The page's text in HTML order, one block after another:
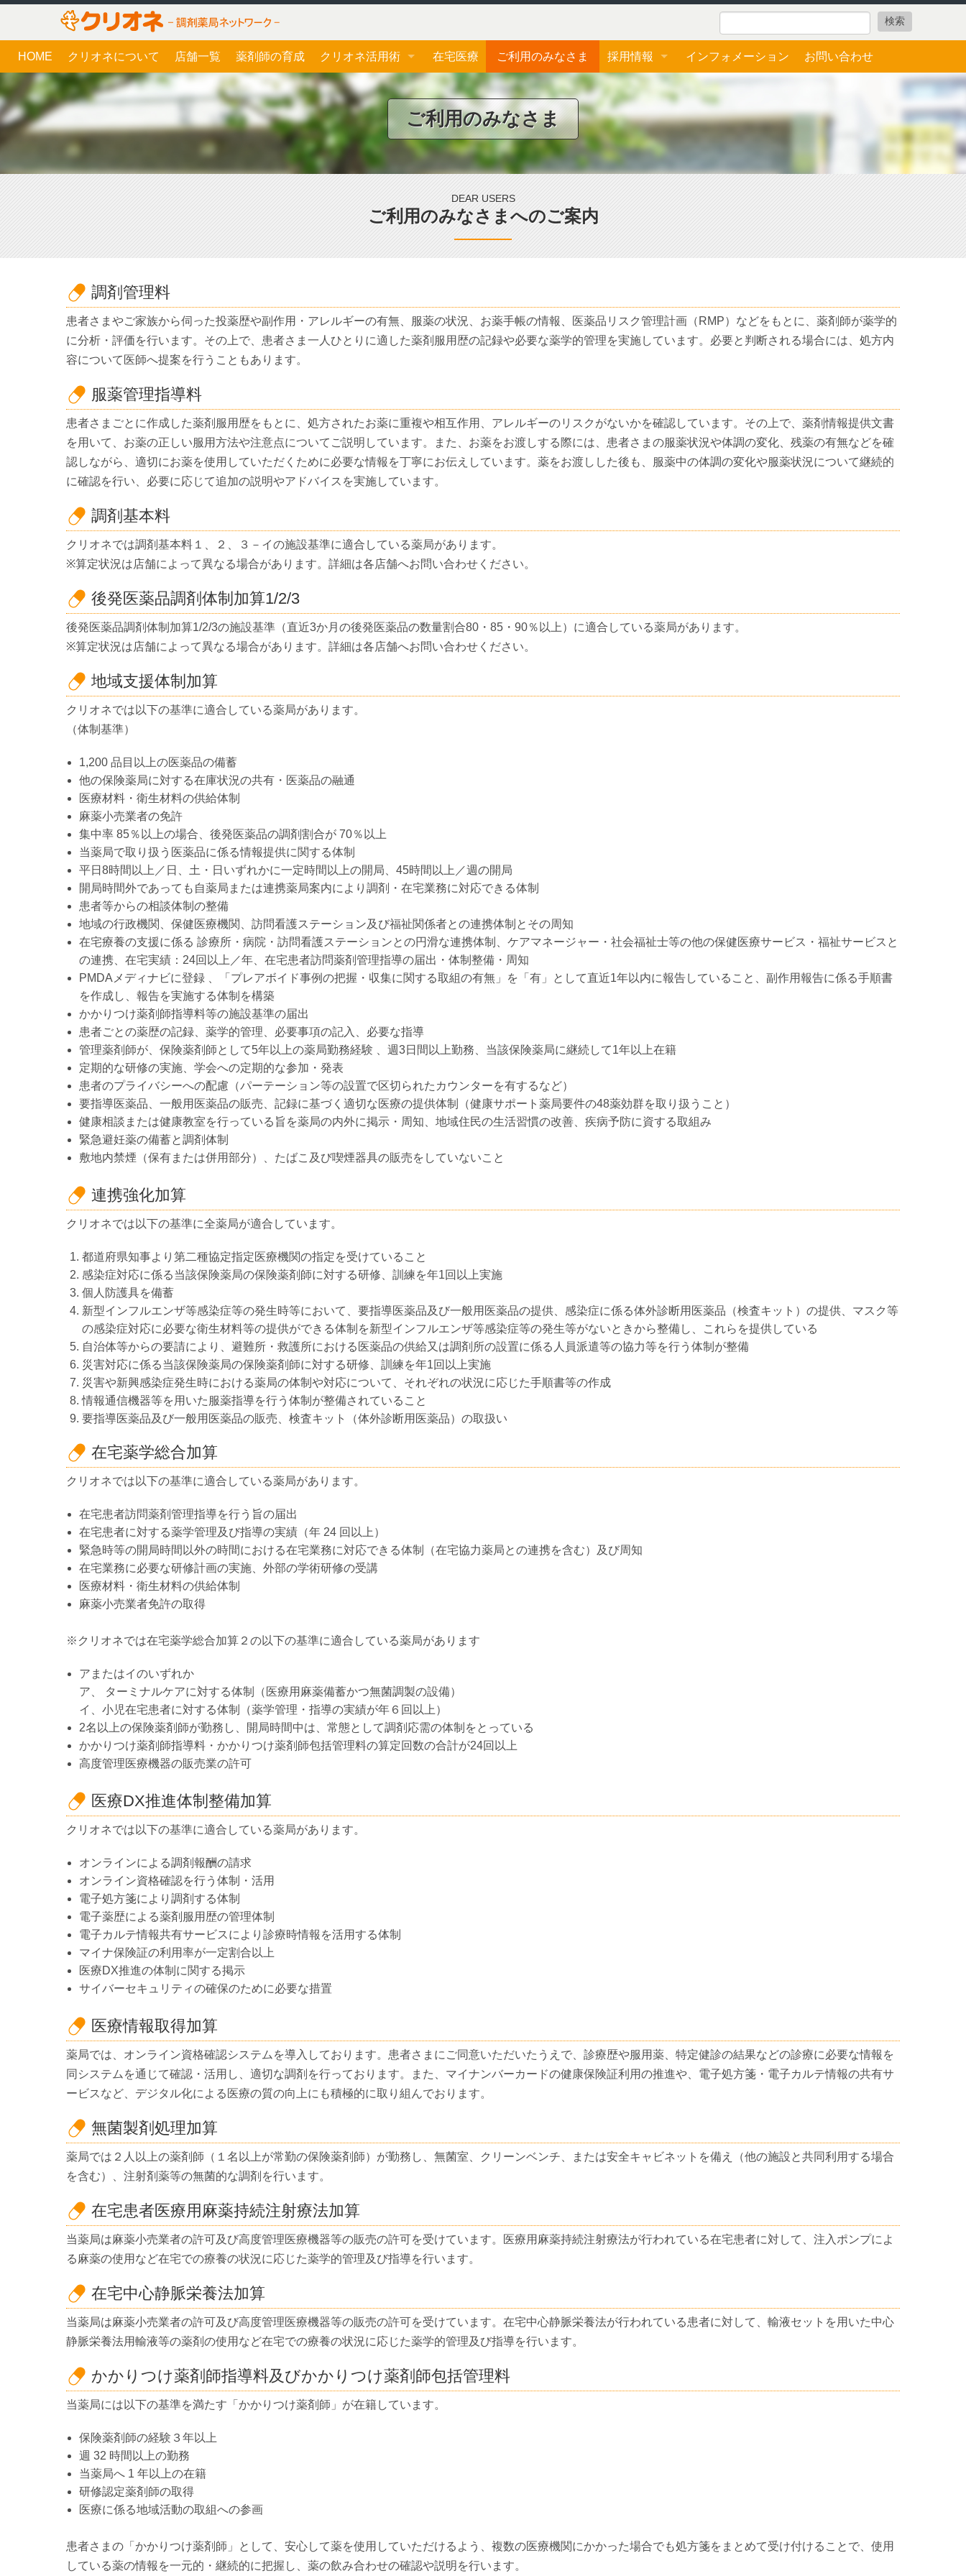
HOME クリオネについて 店舗一覧 薬剤師の育成 クリオネ活用術
ジェネリック医薬品
おくすり手帳
お薬一包化
在宅医療 ご利用のみなさま 採用情報
応募フォーム
インフォメーション お問い合わせ
ご利用のみなさま
DEAR USERS
ご利用のみなさまへのご案内
調剤管理料
患者さまやご家族から伺った投薬歴や副作用・アレルギーの有無、服薬の状況、お薬手帳の情報、医薬品リスク管理計画（RMP）などをもとに、薬剤師が薬学的
に分析・評価を行います。その上で、患者さま一人ひとりに適した薬剤服用歴の記録や必要な薬学的管理を実施しています。必要と判断される場合には、処方内
容について医師へ提案を行うこともあります。
服薬管理指導料
患者さまごとに作成した薬剤服用歴をもとに、処方されたお薬に重複や相互作用、アレルギーのリスクがないかを確認しています。その上で、薬剤情報提供文書
を用いて、お薬の正しい服用方法や注意点についてご説明しています。また、お薬をお渡しする際には、患者さまの服薬状況や体調の変化、残薬の有無などを確
認しながら、適切にお薬を使用していただくために必要な情報を丁寧にお伝えしています。薬をお渡しした後も、服薬中の体調の変化や服薬状況について継続的
に確認を行い、必要に応じて追加の説明やアドバイスを実施しています。
調剤基本料
クリオネでは調剤基本料１、２、３－イの施設基準に適合している薬局があります。
※算定状況は店舗によって異なる場合があります。詳細は各店舗へお問い合わせください。
後発医薬品調剤体制加算1/2/3
後発医薬品調剤体制加算1/2/3の施設基準（直近3か月の後発医薬品の数量割合80・85・90％以上）に適合している薬局があります。
※算定状況は店舗によって異なる場合があります。詳細は各店舗へお問い合わせください。
地域支援体制加算
クリオネでは以下の基準に適合している薬局があります。
（体制基準）
1,200 品目以上の医薬品の備蓄
他の保険薬局に対する在庫状況の共有・医薬品の融通
医療材料・衛生材料の供給体制
麻薬小売業者の免許
集中率 85％以上の場合、後発医薬品の調剤割合が 70％以上
当薬局で取り扱う医薬品に係る情報提供に関する体制
平日8時間以上／日、土・日いずれかに一定時間以上の開局、45時間以上／週の開局
開局時間外であっても自薬局または連携薬局案内により調剤・在宅業務に対応できる体制
患者等からの相談体制の整備
地域の行政機関、保健医療機関、訪問看護ステーション及び福祉関係者との連携体制とその周知
在宅療養の支援に係る 診療所・病院・訪問看護ステーションとの円滑な連携体制、ケアマネージャー・社会福祉士等の他の保健医療サービス・福祉サービスと
の連携、在宅実績：24回以上／年、在宅患者訪問薬剤管理指導の届出・体制整備・周知
PMDAメディナビに登録 、「プレアボイド事例の把握・収集に関する取組の有無」を「有」として直近1年以内に報告していること、副作用報告に係る手順書
を作成し、報告を実施する体制を構築
かかりつけ薬剤師指導料等の施設基準の届出
患者ごとの薬歴の記録、薬学的管理、必要事項の記入、必要な指導
管理薬剤師が、保険薬剤師として5年以上の薬局勤務経験 、週3日間以上勤務、当該保険薬局に継続して1年以上在籍
定期的な研修の実施、学会への定期的な参加・発表
患者のプライバシーへの配慮（パーテーション等の設置で区切られたカウンターを有するなど）
要指導医薬品、一般用医薬品の販売、記録に基づく適切な医療の提供体制（健康サポート薬局要件の48薬効群を取り扱うこと）
健康相談または健康教室を行っている旨を薬局の内外に掲示・周知、地域住民の生活習慣の改善、疾病予防に資する取組み
緊急避妊薬の備蓄と調剤体制
敷地内禁煙（保有または併用部分）、たばこ及び喫煙器具の販売をしていないこと
連携強化加算
クリオネでは以下の基準に全薬局が適合しています。
都道府県知事より第二種協定指定医療機関の指定を受けていること
感染症対応に係る当該保険薬局の保険薬剤師に対する研修、訓練を年1回以上実施
個人防護具を備蓄
新型インフルエンザ等感染症等の発生時等において、要指導医薬品及び一般用医薬品の提供、感染症に係る体外診断用医薬品（検査キット）の提供、マスク等
の感染症対応に必要な衛生材料等の提供ができる体制を新型インフルエンザ等感染症等の発生等がないときから整備し、これらを提供している
自治体等からの要請により、避難所・救護所における医薬品の供給又は調剤所の設置に係る人員派遣等の協力等を行う体制が整備
災害対応に係る当該保険薬局の保険薬剤師に対する研修、訓練を年1回以上実施
災害や新興感染症発生時における薬局の体制や対応について、それぞれの状況に応じた手順書等の作成
情報通信機器等を用いた服薬指導を行う体制が整備されていること
要指導医薬品及び一般用医薬品の販売、検査キット（体外診断用医薬品）の取扱い
在宅薬学総合加算
クリオネでは以下の基準に適合している薬局があります。
在宅患者訪問薬剤管理指導を行う旨の届出
在宅患者に対する薬学管理及び指導の実績（年 24 回以上）
緊急時等の開局時間以外の時間における在宅業務に対応できる体制（在宅協力薬局との連携を含む）及び周知
在宅業務に必要な研修計画の実施、外部の学術研修の受講
医療材料・衛生材料の供給体制
麻薬小売業者免許の取得
※クリオネでは在宅薬学総合加算２の以下の基準に適合している薬局があります
アまたはイのいずれか
ア、 ターミナルケアに対する体制（医療用麻薬備蓄かつ無菌調製の設備）
イ、小児在宅患者に対する体制（薬学管理・指導の実績が年６回以上）
2名以上の保険薬剤師が勤務し、開局時間中は、常態として調剤応需の体制をとっている
かかりつけ薬剤師指導料・かかりつけ薬剤師包括管理料の算定回数の合計が24回以上
高度管理医療機器の販売業の許可
医療DX推進体制整備加算
クリオネでは以下の基準に適合している薬局があります。
オンラインによる調剤報酬の請求
オンライン資格確認を行う体制・活用
電子処方箋により調剤する体制
電子薬歴による薬剤服用歴の管理体制
電子カルテ情報共有サービスにより診療時情報を活用する体制
マイナ保険証の利用率が一定割合以上
医療DX推進の体制に関する掲示
サイバーセキュリティの確保のために必要な措置
医療情報取得加算
薬局では、オンライン資格確認システムを導入しております。患者さまにご同意いただいたうえで、診療歴や服用薬、特定健診の結果などの診療に必要な情報を
同システムを通じて確認・活用し、適切な調剤を行っております。また、マイナンバーカードの健康保険証利用の推進や、電子処方箋・電子カルテ情報の共有サ
ービスなど、デジタル化による医療の質の向上にも積極的に取り組んでおります。
無菌製剤処理加算
薬局では２人以上の薬剤師（１名以上が常勤の保険薬剤師）が勤務し、無菌室、クリーンベンチ、または安全キャビネットを備え（他の施設と共同利用する場合
を含む）、注射剤薬等の無菌的な調剤を行います。
在宅患者医療用麻薬持続注射療法加算
当薬局は麻薬小売業者の許可及び高度管理医療機器等の販売の許可を受けています。医療用麻薬持続注射療法が行われている在宅患者に対して、注入ポンプによ
る麻薬の使用など在宅での療養の状況に応じた薬学的管理及び指導を行います。
在宅中心静脈栄養法加算
当薬局は麻薬小売業者の許可及び高度管理医療機器等の販売の許可を受けています。在宅中心静脈栄養法が行われている患者に対して、輸液セットを用いた中心
静脈栄養法用輸液等の薬剤の使用など在宅での療養の状況に応じた薬学的管理及び指導を行います。
かかりつけ薬剤師指導料及びかかりつけ薬剤師包括管理料
当薬局には以下の基準を満たす「かかりつけ薬剤師」が在籍しています。
保険薬剤師の経験３年以上
週 32 時間以上の勤務
当薬局へ 1 年以上の在籍
研修認定薬剤師の取得
医療に係る地域活動の取組への参画
患者さまの「かかりつけ薬剤師」として、安心して薬を使用していただけるよう、複数の医療機関にかかった場合でも処方箋をまとめて受け付けることで、使用
している薬の情報を一元的・継続的に把握し、薬の飲み合わせの確認や説明を行います。